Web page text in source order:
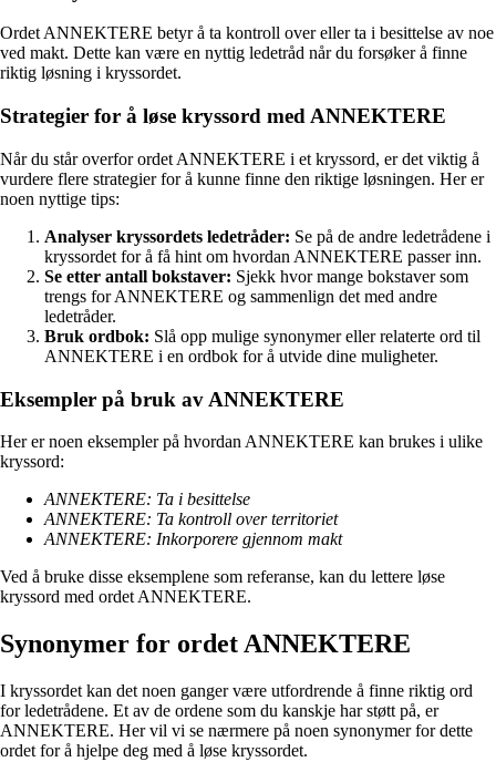
Ordet ANNEKTERE betyr å ta kontroll over eller ta i besittelse av noe
ved makt. Dette kan være en nyttig ledetråd når du forsøker å finne
riktig løsning i kryssordet.
Strategier for å løse kryssord med ANNEKTERE
Når du står overfor ordet ANNEKTERE i et kryssord, er det viktig å
vurdere flere strategier for å kunne finne den riktige løsningen. Her er
noen nyttige tips:
Analyser kryssordets ledetråder: Se på de andre ledetrådene i
kryssordet for å få hint om hvordan ANNEKTERE passer inn.
Se etter antall bokstaver: Sjekk hvor mange bokstaver som
trengs for ANNEKTERE og sammenlign det med andre
ledetråder.
Bruk ordbok: Slå opp mulige synonymer eller relaterte ord til
ANNEKTERE i en ordbok for å utvide dine muligheter.
Eksempler på bruk av ANNEKTERE
Her er noen eksempler på hvordan ANNEKTERE kan brukes i ulike
kryssord:
ANNEKTERE: Ta i besittelse
ANNEKTERE: Ta kontroll over territoriet
ANNEKTERE: Inkorporere gjennom makt
Ved å bruke disse eksemplene som referanse, kan du lettere løse
kryssord med ordet ANNEKTERE.
Synonymer for ordet ANNEKTERE
I kryssordet kan det noen ganger være utfordrende å finne riktig ord
for ledetrådene. Et av de ordene som du kanskje har støtt på, er
ANNEKTERE. Her vil vi se nærmere på noen synonymer for dette
ordet for å hjelpe deg med å løse kryssordet.